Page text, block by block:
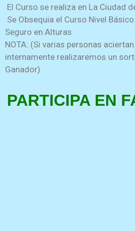
El Curso se realiza en La Ciudad
Se Obsequia el Curso Nivel
Seguro en Alturas
NOTA: (Si varias personas
internamente realizaremos un
Ganador)
PARTICIPA EN